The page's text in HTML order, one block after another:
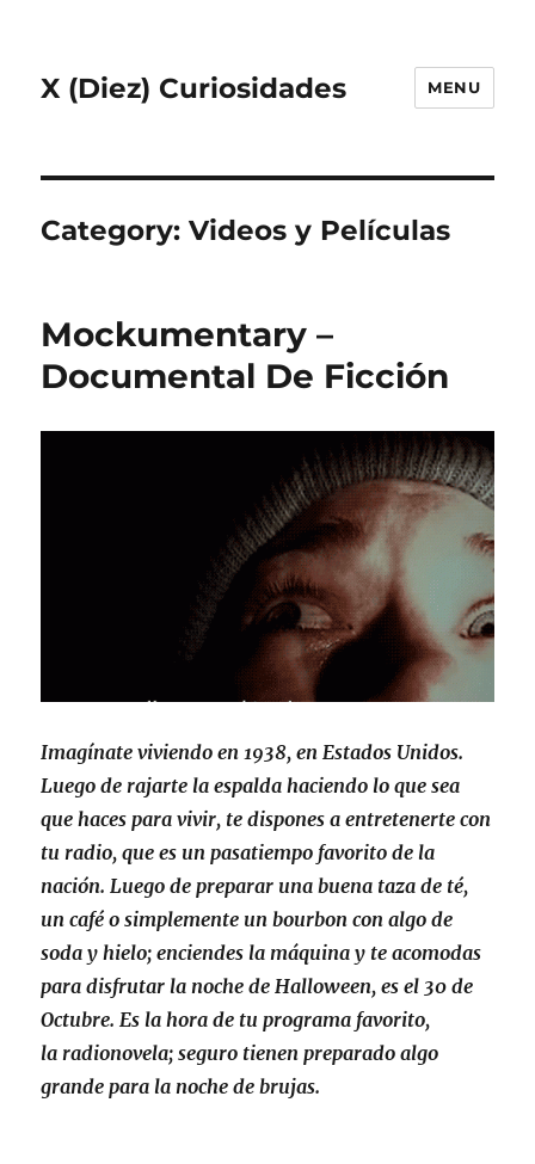
X (Diez) Curiosidades MENU
Category:Videos y Películas
Mockumentary –
Documental De Ficción
Imagínate viviendo en 1938, en Estados Unidos.
Luego de rajarte la espalda haciendo lo que sea
que haces para vivir, te dispones a entretenerte con
tu radio, que es un pasatiempo favorito de la
nación. Luego de preparar una buena taza de té,
un café o simplemente un bourbon con algo de
soda y hielo; enciendes la máquina y te acomodas
para disfrutar la noche de Halloween, es el 30 de
Octubre. Es la hora de tu programa favorito,
la radionovela; seguro tienen preparado algo
grande para la noche de brujas.